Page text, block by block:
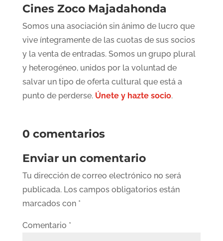
Cines Zoco Majadahonda
Somos una asociación sin ánimo de lucro que
vive íntegramente de las cuotas de sus socios
y la venta de entradas. Somos un grupo plural
y heterogéneo, unidos por la voluntad de
salvar un tipo de oferta cultural que está a
punto de perderse. Únete y hazte socio.
0 comentarios
Enviar un comentario
Tu dirección de correo electrónico no será
publicada. Los campos obligatorios están
marcados con *
Comentario *